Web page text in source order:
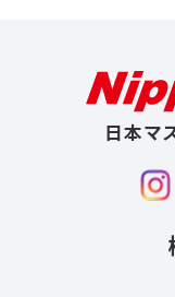
日本マ